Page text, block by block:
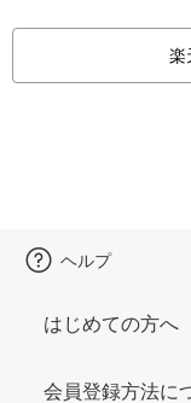
楽
ヘルプ
はじめての方へ
会員登録方法に